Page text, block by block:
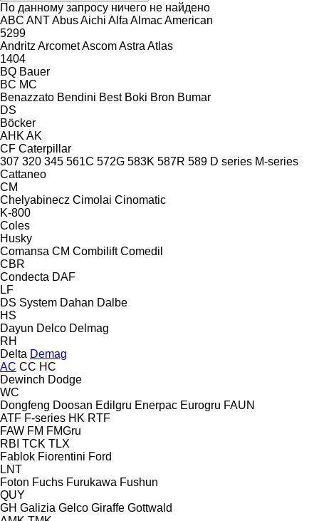
По данному запросу ничего не найдено
ABC ANTAbusAichi Alfa AlmacAmerican
5299
Andritz ArcometAscomAstra Atlas
1404
BQ Bauer
BC MC
Benazzato Bendini Best Boki Bron Bumar
DS
Böcker
AHK AK
CF Caterpillar
307 320 345 561C 572G 583K 587R 589 D series M-series
Cattaneo
CM
Chelyabinecz Cimolai Cinomatic
K-800
Coles
Husky
Comansa CM Combilift Comedil
CBR
Condecta DAF
LF
DS System Dahan Dalbe
HS
Dayun Delco Delmag
RH
Delta Demag
AC CC HC
Dewinch Dodge
WC
Dongfeng Doosan Edilgru Enerpac Eurogru FAUN
ATF F-series HK RTF
FAW FM FMGru
RBI TCK TLX
Fablok Fiorentini Ford
LNT
Foton Fuchs Furukawa Fushun
QUY
GH Galizia Gelco Giraffe Gottwald